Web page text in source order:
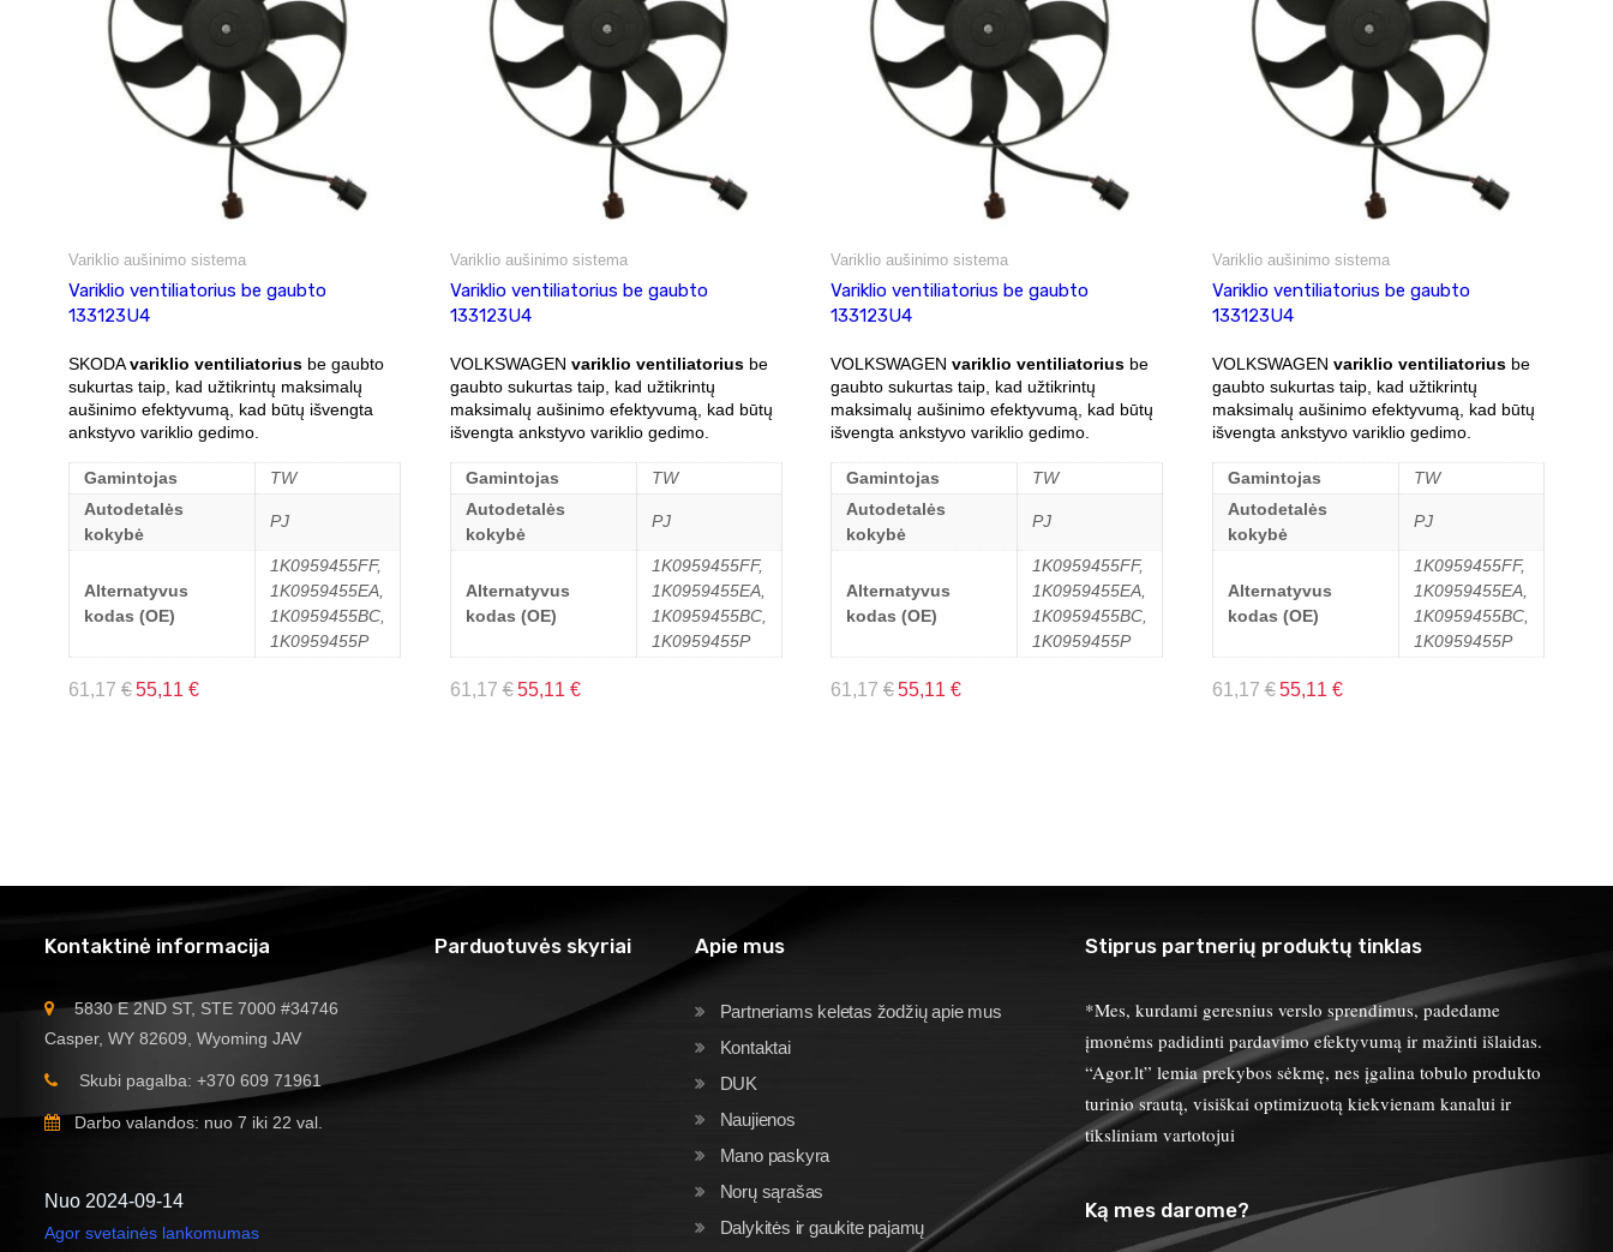
Variklio aušinimo sistema
Variklio ventiliatorius be gaubto
133123U4
SKODAvariklio ventiliatorius be gaubto
sukurtas taip, kad užtikrintų maksimalų
aušinimo efektyvumą, kad būtų išvengta
ankstyvo variklio gedimo.
Gamintojas
TW
Autodetalės
kokybė
PJ
Alternatyvus
kodas (OE)
1K0959455FF,
1K0959455EA,
1K0959455BC,
1K0959455P
61,17 €55,11 €
Variklio aušinimo sistema
Variklio ventiliatorius be gaubto
133123U4
VOLKSWAGEN variklio ventiliatoriusbe
gaubto sukurtas taip, kad užtikrintų
maksimalų aušinimo efektyvumą, kad būtų
išvengta ankstyvo variklio gedimo.
Gamintojas
TW
Autodetalės
kokybė
PJ
Alternatyvus
kodas (OE)
1K0959455FF,
1K0959455EA,
1K0959455BC,
1K0959455P
61,17€ 55,11 €
Variklio aušinimo sistema
Variklio ventiliatorius be gaubto
133123U4
VOLKSWAGEN variklio ventiliatorius be
gaubto sukurtas taip, kad užtikrintų
maksimalų aušinimo efektyvumą, kad būtų
išvengta ankstyvo variklio gedimo.
Gamintojas
TW
Autodetalės
kokybė
PJ
Alternatyvus
kodas (OE)
1K0959455FF,
1K0959455EA,
1K0959455BC,
1K0959455P
61,17 €55,11 €
Variklio aušinimo sistema
Variklio ventiliatorius be gaubto
133123U4
VOLKSWAGEN variklio ventiliatoriusbe
gaubto sukurtas taip, kad užtikrintų
maksimalų aušinimo efektyvumą, kad būtų
išvengta ankstyvo variklio gedimo.
Gamintojas
TW
Autodetalės
kokybė
PJ
Alternatyvus
kodas (OE)
1K0959455FF,
1K0959455EA,
1K0959455BC,
1K0959455P
61,17€ 55,11 €
Kontaktinė informacija
5830 E 2ND ST, STE 7000 #34746
Casper, WY 82609, Wyoming JAV
Skubi pagalba: +370 609 71961
Darbo valandos: nuo 7 iki 22 val.
Nuo 2024-09-14
Agor svetainės lankomumas
Parduotuvės skyriai Apie mus
Partneriams keletas žodžių apie mus
Kontaktai
DUK
Naujienos
Mano paskyra
Norų sąrašas
Dalykitės ir gaukite pajamų
Stiprus partnerių produktų tinklas
*Mes, kurdami geresnius verslo sprendimus, padedame
įmonėms padidinti pardavimo efektyvumą ir mažinti išlaidas.
“Agor.lt” lemia prekybos sėkmę, nes įgalina tobulo produkto
turinio srautą, visiškai optimizuotą kiekvienam kanalui ir
tiksliniam vartotojui
Ką mes darome?